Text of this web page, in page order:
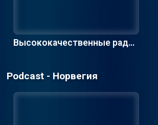
Высококачественные радио
Podcast - Норвегия